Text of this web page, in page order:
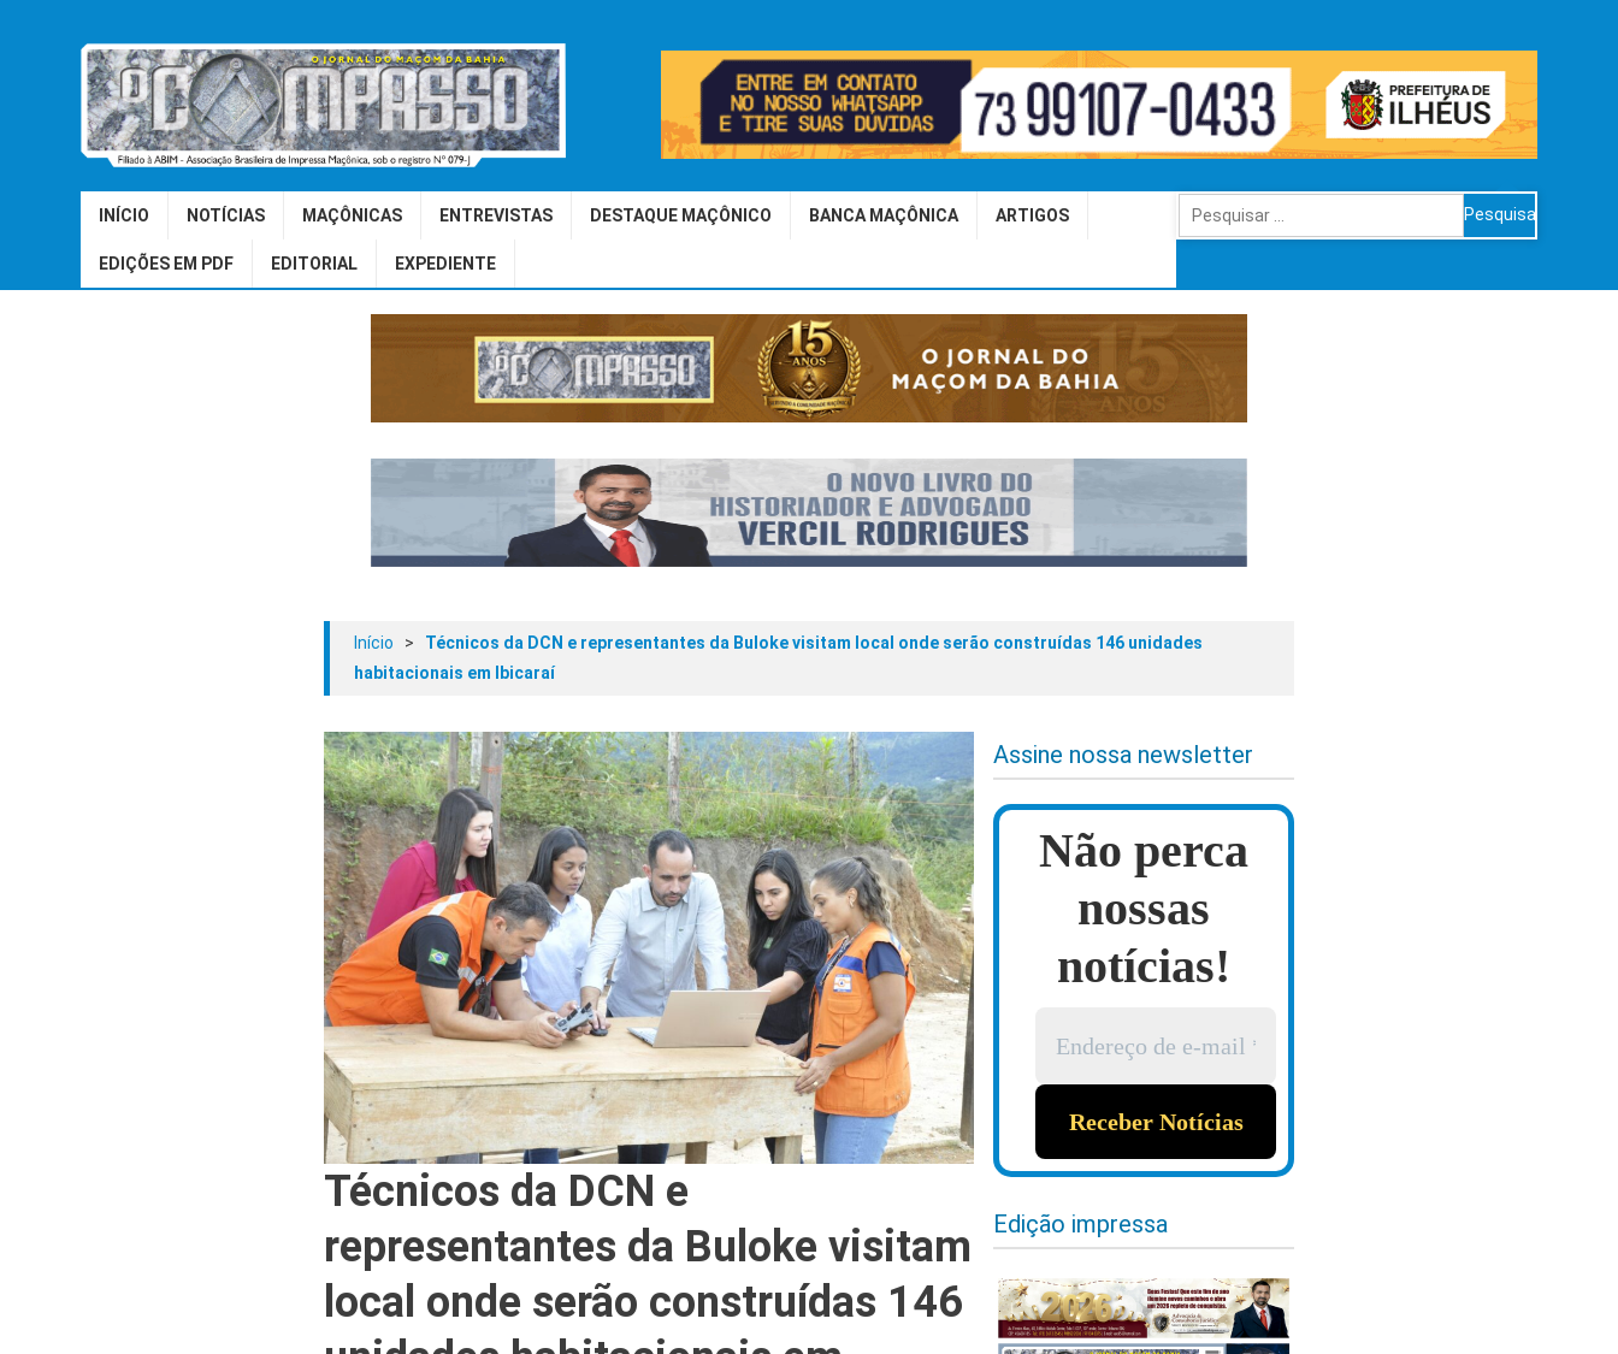
INÍCIO NOTÍCIAS MAÇÔNICAS ENTREVISTAS DESTAQUE MAÇÔNICO BANCA MAÇÔNICA ARTIGOS
EDIÇÕES EM PDF EDITORIAL EXPEDIENTE
Pesquisar
por:
Início >
Técnicos da DCN e representantes da Buloke visitam local onde serão construídas 146 unidades
habitacionais em Ibicaraí
Técnicos da DCN e
representantes da Buloke visitam
local onde serão construídas 146
Assine nossa newsletter
Não perca
nossas
notícias!
Edição impressa